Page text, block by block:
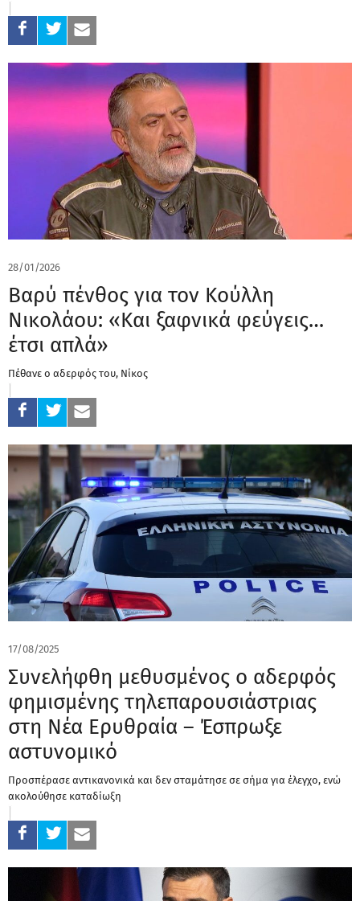
28/01/2026
Βαρύ πένθος για τον Κούλλη
Νικολάου: «Και ξαφνικά φεύγεις…
έτσι απλά»
Πέθανε ο αδερφός του, Νίκος
17/08/2025
Συνελήφθη μεθυσμένος ο αδερφός
φημισμένης τηλεπαρουσιάστριας
στη Νέα Ερυθραία – Έσπρωξε
αστυνομικό
Προσπέρασε αντικανονικά και δεν σταμάτησε σε σήμα για έλεγχο, ενώ
ακολούθησε καταδίωξη